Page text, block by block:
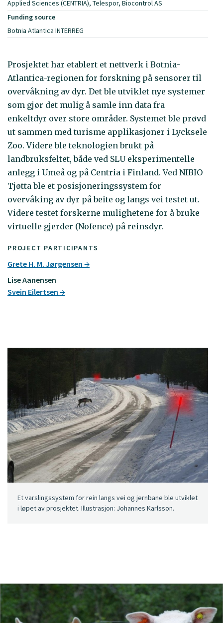
PROJECT PARTICIPANTS
Grete H. M. Jørgensen
Lise Aanensen
Svein Eilertsen
Et varslingssystem for rein langs vei og jernbane ble utviklet
i løpet av prosjektet. Illustrasjon: Johannes Karlsson.
Applied Sciences (CENTRIA), Telespor, Biocontrol AS
Funding source
Botnia Atlantica INTERREG
Prosjektet har etablert et nettverk i Botnia-
Atlantica-regionen for forskning på sensorer til
overvåkning av dyr. Det ble utviklet nye systemer
som gjør det mulig å samle inn data fra
enkeltdyr over store områder. Systemet ble prøvd
ut sammen med turisme applikasjoner i Lycksele
Zoo. Videre ble teknologien brukt på
landbruksfeltet, både ved SLU eksperimentelle
anlegg i Umeå og på Centria i Finland. Ved NIBIO
Tjøtta ble et posisjoneringssystem for
overvåking av dyr på beite og langs vei testet ut.
Videre testet forskerne mulighetene for å bruke
virtuelle gjerder (Nofence) på reinsdyr.